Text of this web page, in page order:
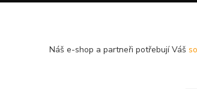
Náš e-shop a partneři potřebují Váš